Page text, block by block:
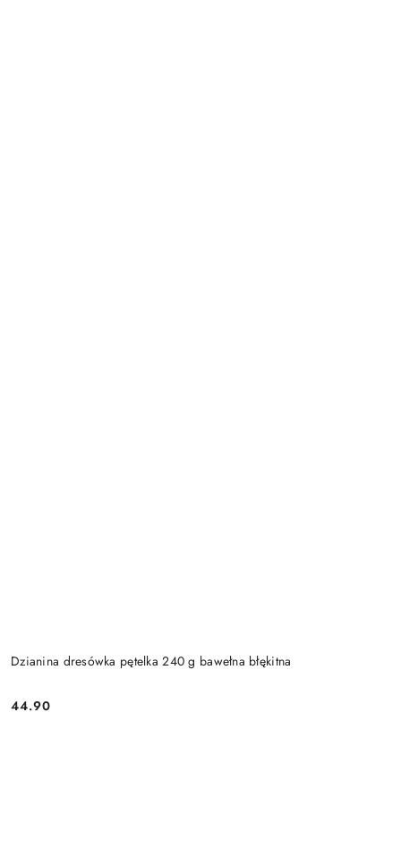
Dzianina dresówka pętelka 240 g bawełna błękitna
Cena:
44.90